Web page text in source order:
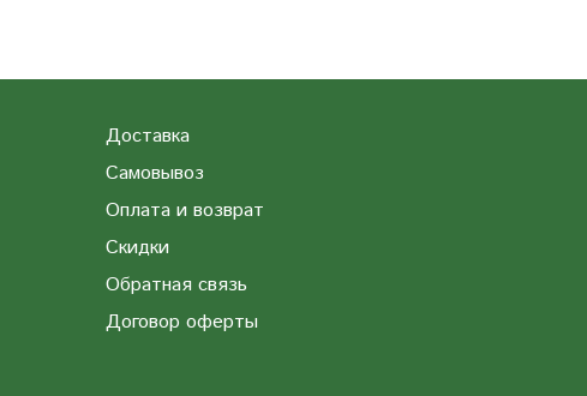
Доставка
Самовывоз
Оплата и возврат
Скидки
Обратная связь
Договор оферты